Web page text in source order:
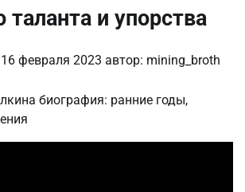
таланта и упорства
16 февраля 2023 автор: mining_broth